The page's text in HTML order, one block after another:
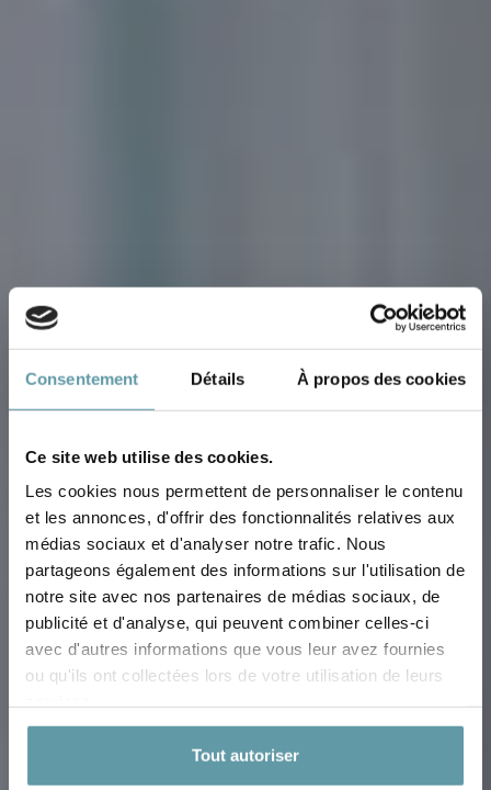
Consentement Détails À propos des cookies
Ce site web utilise des cookies.
Les cookies nous permettent de personnaliser le contenu
et les annonces, d'offrir des fonctionnalités relatives aux
médias sociaux et d'analyser notre trafic. Nous
partageons également des informations sur l'utilisation de
notre site avec nos partenaires de médias sociaux, de
publicité et d'analyse, qui peuvent combiner celles-ci
avec d'autres informations que vous leur avez fournies
ou qu'ils ont collectées lors de votre utilisation de leurs
Tout autoriser
CHAMBRES &
SUITES